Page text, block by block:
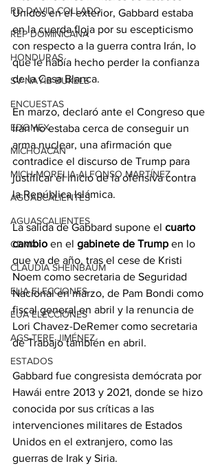
RD-DAVID COLLADO
REP DOMINICANA
HONDURAS
SV-NAYIB BUKELE
ENCUESTAS
EDOMEX
MICHOACÁN
MICH-MORELIA-ALFONSO MARTÍNEZ
AGUASCALIENTES
AGUASCALIENTES
CDMX
CLAUDIA SHEINBAUM
EUA ELECCIONES
EUA ELECCIONES
AGS-TERE JIMÉNEZ
ESTADOS
Unidos en el exterior, Gabbard estaba
en la cuerda floja por su escepticismo
con respecto a la guerra contra Irán, lo
que le había hecho perder la confianza
de la Casa Blanca.
En marzo, declaró ante el Congreso que
Irán no estaba cerca de conseguir un
arma nuclear, una afirmación que
contradice el discurso de Trump para
justificar el inicio de la ofensiva contra
la República Islámica.
La salida de Gabbard supone el cuarto
cambio en el gabinete de Trump en lo
que va de año, tras el cese de Kristi
Noem como secretaria de Seguridad
Nacional en marzo, de Pam Bondi como
fiscal general en abril y la renuncia de
Lori Chavez-DeRemer como secretaria
de Trabajo también en abril.
Gabbard fue congresista demócrata por
Hawái entre 2013 y 2021, donde se hizo
conocida por sus críticas a las
intervenciones militares de Estados
Unidos en el extranjero, como las
guerras de Irak y Siria.